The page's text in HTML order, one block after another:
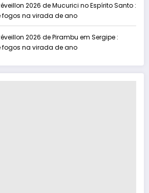
2026 de Mucurici no Espírito Santo :
fogos na virada de ano
2026 de Pirambu em Sergipe :
fogos na virada de ano